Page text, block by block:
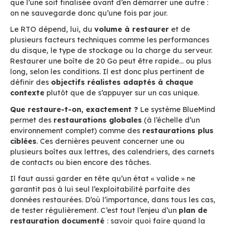
Restaurer, oui… Mais
Et quand ?
RPO, RTO et PRA…
Non, il ne s’agit pas d’étranges incantations,
de notions essentielles à connaître en matière